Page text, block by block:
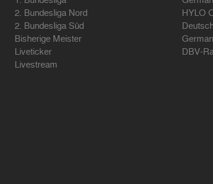
2. Bundesliga Nord
2. Bundesliga Süd
Bisherige Meister
Liveticker
Livestream
HYLO
DBV-